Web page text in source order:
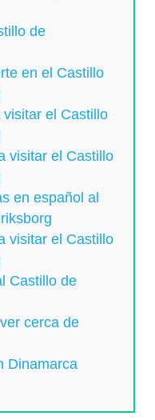
de
en el Castillo
el Castillo
visitar el Castillo
en español al
visitar el Castillo
Castillo de
cerca de
Dinamarca